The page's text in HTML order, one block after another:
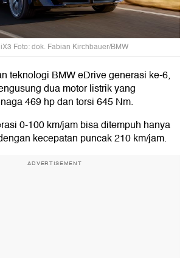
Foto: dok. Fabian Kirchbauer/BMW
teknologi BMW eDrive generasi ke-6,
dua motor listrik yang
469 hp dan torsi 645 Nm.
0-100 km/jam bisa ditempuh hanya
kecepatan puncak 210 km/jam.
ADVERTISEMENT